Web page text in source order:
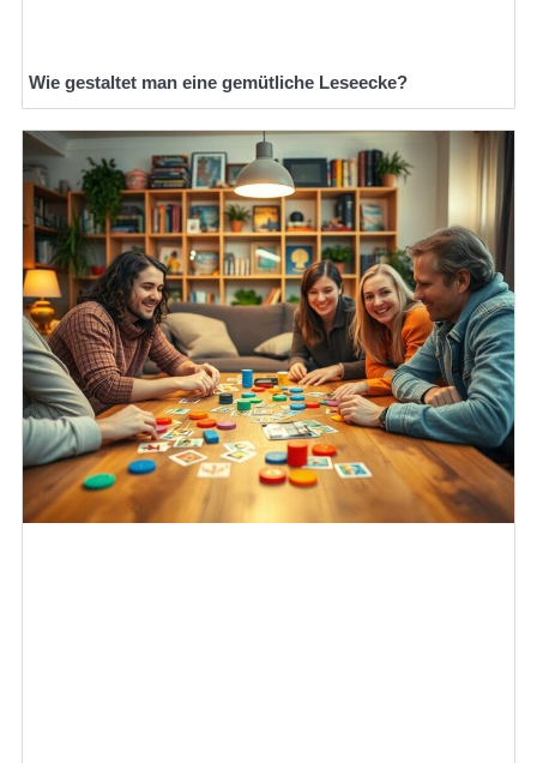
Wie gestaltet man eine gemütliche Leseecke?